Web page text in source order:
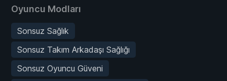
Oyuncu Modları
Sonsuz Sağlık
Sonsuz Takım Arkadaşı Sağlığı
Sonsuz Oyuncu Güveni